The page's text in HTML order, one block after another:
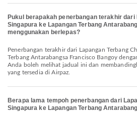
Pukul berapakah penerbangan terakhir dari
Singapura ke Lapangan Terbang
menggunakan berlepas?
Penerbangan terakhir dari Lapangan Terbang Changi Singapura ke Lapangan
Terbang Antarabangsa Francisco Bangoy
Anda boleh melihat jadual ini dan
yang tersedia di Airpaz.
Berapa lama tempoh penerbangan dari
Singapura ke Lapangan Terbang